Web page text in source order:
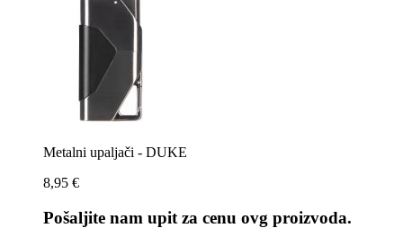
Metalni upaljači - DUKE
8,95 €
Pošaljite nam upit za cenu ovg proizvoda.